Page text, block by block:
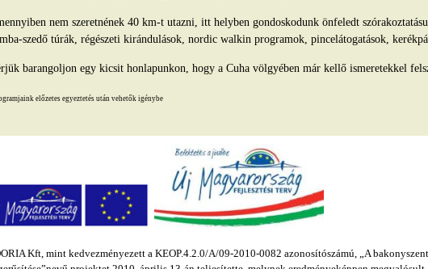
nem szeretnének 40 km-t utazni, itt helyben gondoskodunk önfeledt
szedő túrák, régészeti kirándulások, nordic walkin programok, pincelátogatások,
barangoljon egy kicsit honlapunkon, hogy a Cuha völgyében már kellő ismeretekkel
előzetes egyeztetés után vehetők igénybe
Kft, mint kedvezményezett a KEOP.4.2.0/A/09-2010-0082 azonosítószámú, „A